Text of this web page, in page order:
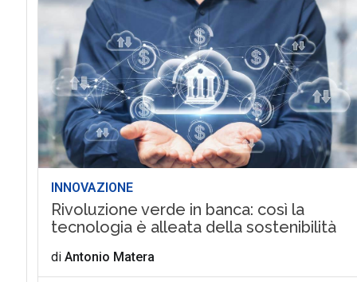
INNOVAZIONE
Rivoluzione verde in banca: così la
tecnologia è alleata della sostenibilità
di Antonio Matera